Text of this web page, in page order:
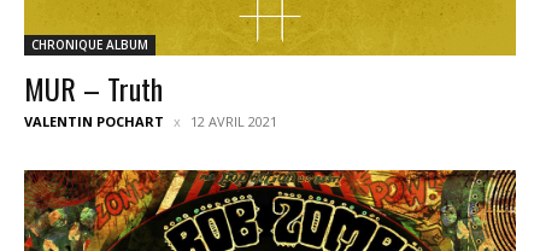
CHRONIQUE ALBUM
MUR – Truth
VALENTIN POCHART 12 AVRIL 2021